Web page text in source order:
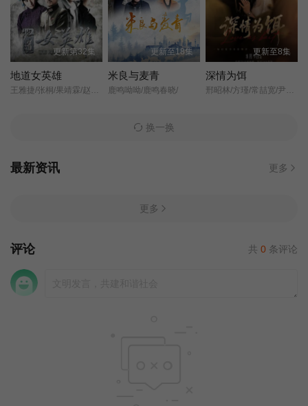
更新第32集
地道女英雄
更新至18集
米良与麦青
鹿鸣呦呦/鹿鸣春晓/
更新至8集
深情为饵
换一换
最新资讯 更多
更多
评论 共 0 条评论